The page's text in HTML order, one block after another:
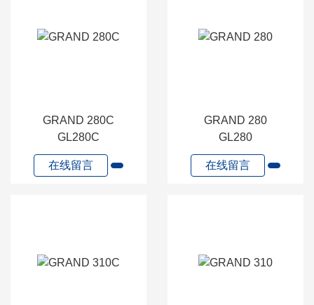
GRAND 280C
GL280C
在线留言
GRAND 280
GL280
在线留言